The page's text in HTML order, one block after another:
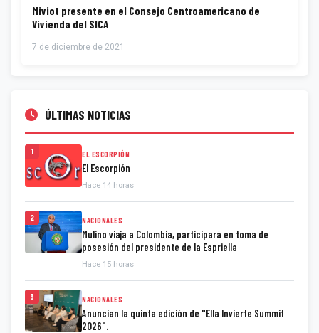
Miviot presente en el Consejo Centroamericano de
Vivienda del SICA
7 de diciembre de 2021
ÚLTIMAS NOTICIAS
1 EL ESCORPIÓN
El Escorpión
Hace 14 horas
2 NACIONALES
Mulino viaja a Colombia, participará en toma de
posesión del presidente de la Espriella
Hace 15 horas
3 NACIONALES
Anuncian la quinta edición de "Ella Invierte Summit
2026".